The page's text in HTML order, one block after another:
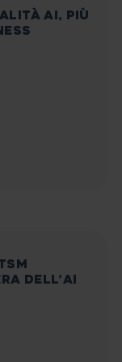
AI, PIÙ
DELL’AI